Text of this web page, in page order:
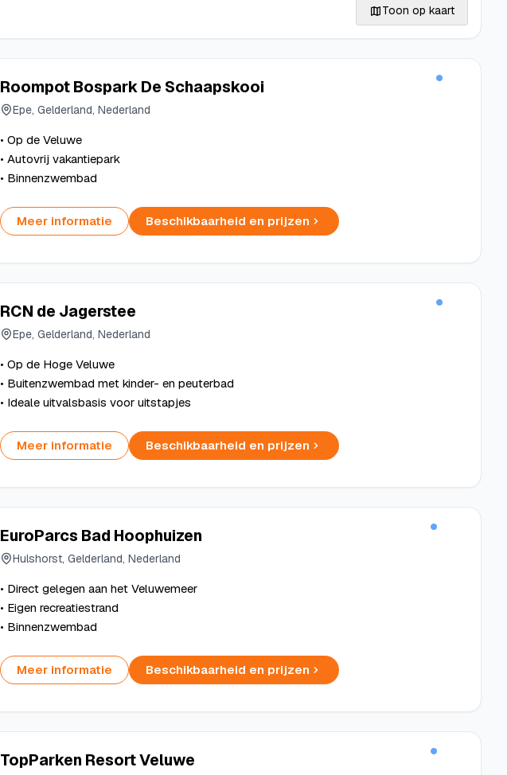
Toon op kaart
Roompot Bospark De Schaapskooi
Epe, Gelderland, Nederland
• Op de Veluwe
• Autovrij vakantiepark
• Binnenzwembad
Beschikbaarheid en prijzen
Meer informatie
RCN de Jagerstee
Epe, Gelderland, Nederland
• Op de Hoge Veluwe
• Buitenzwembad met kinder- en peuterbad
• Ideale uitvalsbasis voor uitstapjes
Beschikbaarheid en prijzen
Meer informatie
EuroParcs Bad Hoophuizen
Hulshorst, Gelderland, Nederland
• Direct gelegen aan het Veluwemeer
• Eigen recreatiestrand
• Binnenzwembad
Beschikbaarheid en prijzen
Meer informatie
TopParken Resort Veluwe